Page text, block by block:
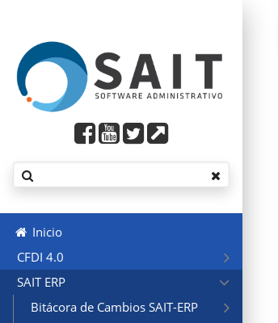
Inicio
CFDI 4.0
SAIT ERP
Bitácora de Cambios SAIT-ERP